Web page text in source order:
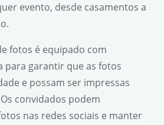
evento, desde casamentos a
fotos é equipado com
para garantir que as fotos
e possam ser impressas
convidados podem
nas redes sociais e manter